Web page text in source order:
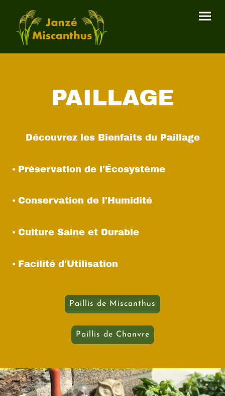
PAILLAGE
Découvrez les Bienfaits du Paillage
⦁ Préservation de l'Écosystème
⦁ Conservation de l'Humidité
⦁ Culture Saine et Durable
⦁ Facilité d'Utilisation
Paillis de Miscanthus
Paillis de Chanvre